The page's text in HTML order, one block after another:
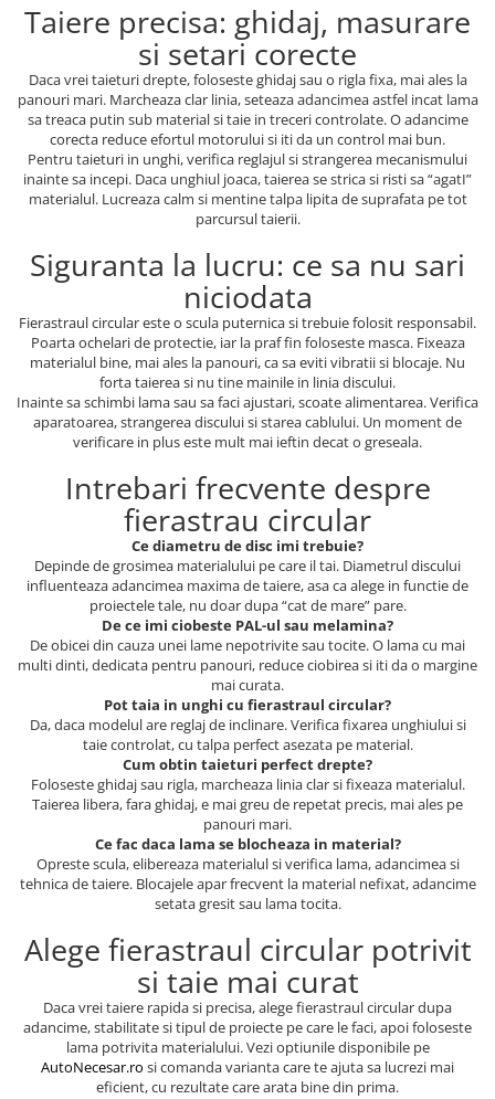
Taiere precisa: ghidaj, masurare
si setari corecte
Daca vrei taieturi drepte, foloseste ghidaj sau o rigla fixa, mai ales la
panouri mari. Marcheaza clar linia, seteaza adancimea astfel incat lama
sa treaca putin sub material si taie in treceri controlate. O adancime
corecta reduce efortul motorului si iti da un control mai bun.
Pentru taieturi in unghi, verifica reglajul si strangerea mecanismului
inainte sa incepi. Daca unghiul joaca, taierea se strica si risti sa “agatI”
materialul. Lucreaza calm si mentine talpa lipita de suprafata pe tot
parcursul taierii.
Siguranta la lucru: ce sa nu sari
niciodata
Fierastraul circular este o scula puternica si trebuie folosit responsabil.
Poarta ochelari de protectie, iar la praf fin foloseste masca. Fixeaza
materialul bine, mai ales la panouri, ca sa eviti vibratii si blocaje. Nu
forta taierea si nu tine mainile in linia discului.
Inainte sa schimbi lama sau sa faci ajustari, scoate alimentarea. Verifica
aparatoarea, strangerea discului si starea cablului. Un moment de
verificare in plus este mult mai ieftin decat o greseala.
Intrebari frecvente despre
fierastrau circular
Ce diametru de disc imi trebuie?
Depinde de grosimea materialului pe care il tai. Diametrul discului
influenteaza adancimea maxima de taiere, asa ca alege in functie de
proiectele tale, nu doar dupa “cat de mare” pare.
De ce imi ciobeste PAL-ul sau melamina?
De obicei din cauza unei lame nepotrivite sau tocite. O lama cu mai
multi dinti, dedicata pentru panouri, reduce ciobirea si iti da o margine
mai curata.
Pot taia in unghi cu fierastraul circular?
Da, daca modelul are reglaj de inclinare. Verifica fixarea unghiului si
taie controlat, cu talpa perfect asezata pe material.
Cum obtin taieturi perfect drepte?
Foloseste ghidaj sau rigla, marcheaza linia clar si fixeaza materialul.
Taierea libera, fara ghidaj, e mai greu de repetat precis, mai ales pe
panouri mari.
Ce fac daca lama se blocheaza in material?
Opreste scula, elibereaza materialul si verifica lama, adancimea si
tehnica de taiere. Blocajele apar frecvent la material nefixat, adancime
setata gresit sau lama tocita.
Alege fierastraul circular potrivit
si taie mai curat
Daca vrei taiere rapida si precisa, alege fierastraul circular dupa
adancime, stabilitate si tipul de proiecte pe care le faci, apoi foloseste
lama potrivita materialului. Vezi optiunile disponibile pe
AutoNecesar.ro si comanda varianta care te ajuta sa lucrezi mai
eficient, cu rezultate care arata bine din prima.